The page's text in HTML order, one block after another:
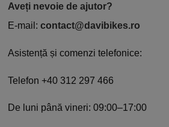
Aveți nevoie de ajutor?
E-mail: contact@davibikes.ro
Asistență și comenzi telefonice:
Telefon +40 312 297 466
De luni până vineri: 09:00–17:00